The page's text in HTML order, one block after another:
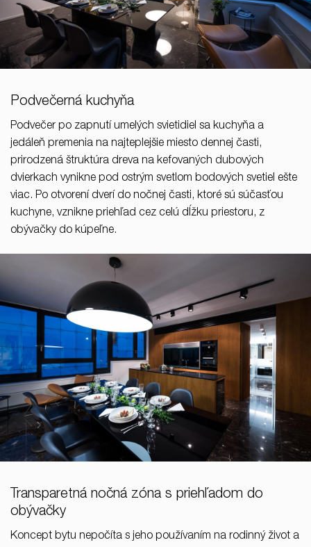
Podvečerná kuchyňa
Podvečer po zapnutí umelých svietidiel sa kuchyňa a
jedáleň premenia na najteplejšie miesto dennej časti,
prirodzená štruktúra dreva na kefovaných dubových
dvierkach vynikne pod ostrým svetlom bodových svetiel ešte
viac. Po otvorení dverí do nočnej časti, ktoré sú súčasťou
kuchyne, vznikne priehľad cez celú dĺžku priestoru, z
obývačky do kúpeľne.
Transparetná nočná zóna s priehľadom do
obývačky
Koncept bytu nepočíta s jeho používaním na rodinný život a